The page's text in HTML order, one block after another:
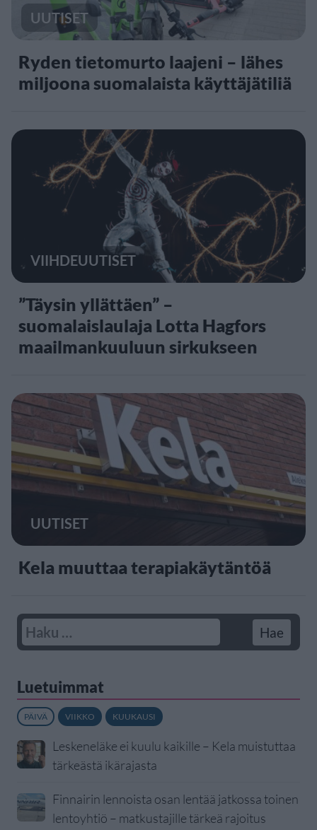
UUTISET
Ryden tietomurto laajeni – lähes
miljoona suomalaista käyttäjätiliä
VIIHDEUUTISET
”Täysin yllättäen” –
suomalaislaulaja Lotta Hagfors
maailmankuuluun sirkukseen
UUTISET
Kela muuttaa terapiakäytäntöä
Luetuimmat
PÄIVÄ VIIKKO KUUKAUSI
Leskeneläke ei kuulu kaikille – Kela muistuttaa
tärkeästä ikärajasta
Finnairin lennoista osan lentää jatkossa toinen
lentoyhtiö – matkustajille tärkeä rajoitus